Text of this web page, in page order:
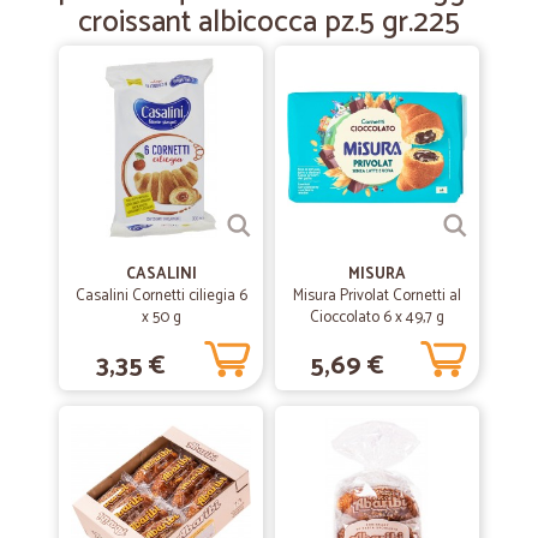
—Fabio B.
Sono soddisfatto
Sono soddisfatto
22/02/2022
—Serena T.
OTTIMO SERVIZIO
30/08/2021
Alberto B.
Affidabili e puntuali
Ottimo - molto soddisfatto. Ho piu volte fatto acquisti con Cicalia e il
servizio è stato eccellente. Affidabili e puntuali. Mai avuto il minimo
problema. Grazie!
croissant albicocca pz.5 gr.225
CASALINI
Casalini Cornetti ciliegia 6
x 50 g
3,35 €
MISURA
Misura Privolat Cornetti al
Cioccolato 6 x 49,7 g
5,69 €